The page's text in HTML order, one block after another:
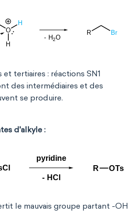
tertiaires : réactions SN1
des intermédiaires et des
se produire.
d'alkyle :
le mauvais groupe partant -OH